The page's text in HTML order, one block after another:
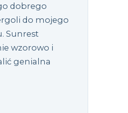
dobrego
do mojego
Sunrest
wzorowo i
genialna